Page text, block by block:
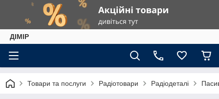
ДІМІР
Товари та послуги Радіотовари Радіодеталі